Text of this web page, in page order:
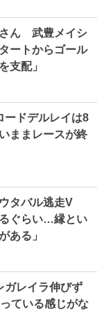
さん 武豊メイシ
ートからゴール
支配」
ードデルレイは8
ままレースが終
ウタバル逃走V
ぐらい…縁とい
ある」
ガレイラ伸びず
ている感じがな